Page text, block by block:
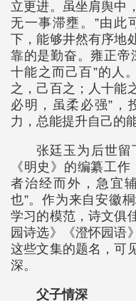
立更进。虽坐肩舆中
无一事滞壅。”由此
下，能够井然有序地
靠的是勤奋。雍正帝
十能之而己百”的人
之，己百之；人十能
必明，虽柔必强”，
力，总能提升自己的
张廷玉为后世
《明史》的编纂工
者治经而外，急宜
也”。作为来自安徽
学习的模范，诗文俱
园诗选》《澄怀园语
这些文集的题名，可
深。
父子情深